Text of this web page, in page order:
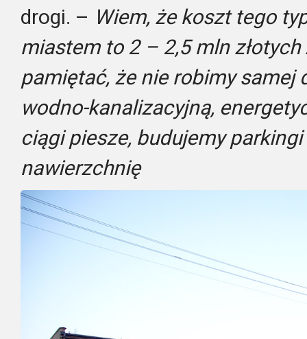
drogi. – Wiem, że koszt tego
miastem to 2 – 2,5 mln
pamiętać, że nie robimy samej
wodno-kanalizacyjną,
ciągi piesze, budujemy parkingi
nawierzchnię